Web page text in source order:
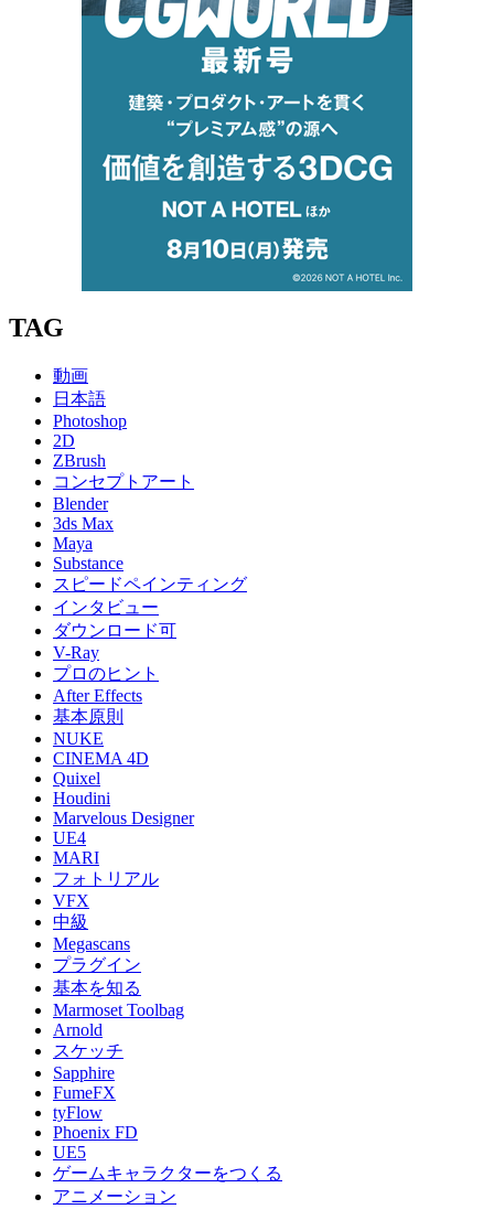
TAG
動画
日本語
Photoshop
2D
ZBrush
コンセプトアート
Blender
3ds Max
Maya
Substance
スピードペインティング
インタビュー
ダウンロード可
V-Ray
プロのヒント
After Effects
基本原則
NUKE
CINEMA 4D
Quixel
Houdini
Marvelous Designer
UE4
MARI
フォトリアル
VFX
中級
Megascans
プラグイン
基本を知る
Marmoset Toolbag
Arnold
スケッチ
Sapphire
FumeFX
tyFlow
Phoenix FD
UE5
ゲームキャラクターをつくる
アニメーション